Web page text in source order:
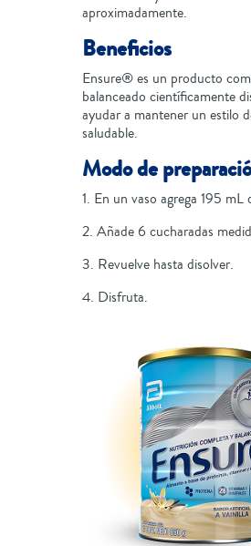
aproximadamente.
Beneficios
Ensure® es un producto
balanceado científicamente
ayudar a mantener un estilo
saludable.
Modo de
1. En un vaso agrega 195 mL
2. Añade 6 cucharadas
3. Revuelve hasta disolver.
4. Disfruta.